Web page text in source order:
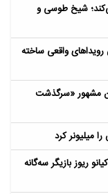
نمی‌کند؛ شیخ طوسی و
واقعی ساخته
مشهور «سرگذشت
ریوز بازیگر سه‌گانه